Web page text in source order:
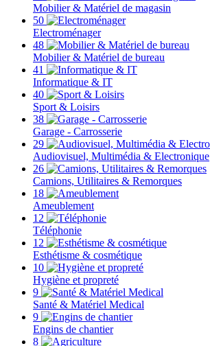
Mobilier & Matériel de magasin
50
Electroménager
48
Mobilier & Matériel de bureau
41
Informatique & IT
40
Sport & Loisirs
38
Garage - Carrosserie
29
Audiovisuel, Multimédia & Electronique
26
Camions, Utilitaires & Remorques
18
Ameublement
12
Téléphonie
12
Esthétisme & cosmétique
10
Hygiène et propreté
9
Santé & Matériel Medical
9
Engins de chantier
8